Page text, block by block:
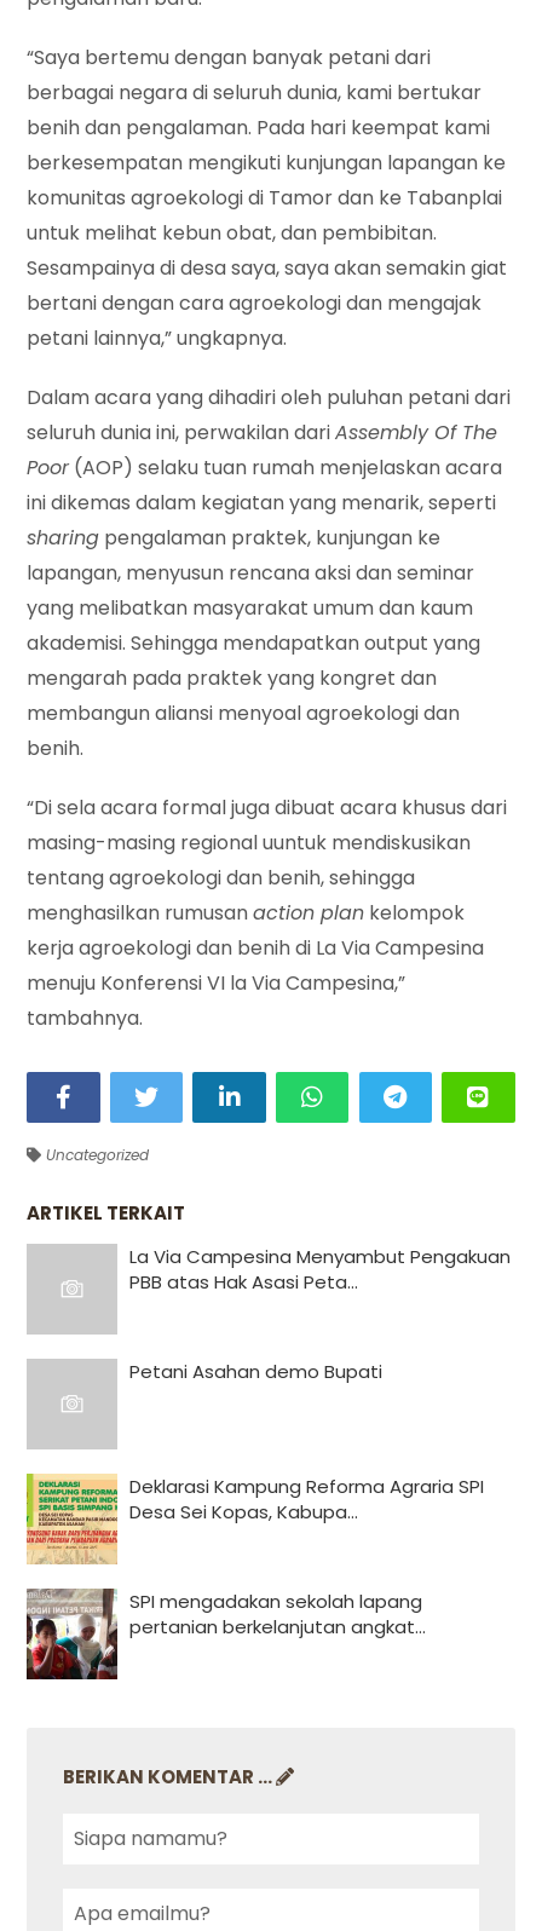
“Saya bertemu dengan banyak petani dari
berbagai negara di seluruh dunia, kami bertukar
benih dan pengalaman. Pada hari keempat kami
berkesempatan mengikuti kunjungan lapangan ke
komunitas agroekologi di Tamor dan ke Tabanplai
untuk melihat kebun obat, dan pembibitan.
Sesampainya di desa saya, saya akan semakin giat
bertani dengan cara agroekologi dan mengajak
petani lainnya,” ungkapnya.
Dalam acara yang dihadiri oleh puluhan petani dari
seluruh dunia ini, perwakilan dariAssembly Of The
Poor(AOP) selaku tuan rumah menjelaskan acara
ini dikemas dalam kegiatan yang menarik, seperti
sharing pengalaman praktek, kunjungan ke
lapangan, menyusun rencana aksi dan seminar
yang melibatkan masyarakat umum dan kaum
akademisi. Sehingga mendapatkan output yang
mengarah pada praktek yang kongret dan
membangun aliansi menyoal agroekologi dan
benih.
“Di sela acara formal juga dibuat acara khusus dari
masing-masing regional uuntuk mendiskusikan
tentang agroekologi dan benih, sehingga
menghasilkan rumusanaction plan kelompok
kerja agroekologi dan benih di La Via Campesina
menuju Konferensi VI la Via Campesina,”
tambahnya.
Uncategorized
ARTIKEL TERKAIT
La Via Campesina Menyambut Pengakuan
PBB atas Hak Asasi Peta...
Petani Asahan demo Bupati
Deklarasi Kampung Reforma Agraria SPI
Desa Sei Kopas, Kabupa...
SPI mengadakan sekolah lapang
pertanian berkelanjutan angkat...
BERIKAN KOMENTAR ...